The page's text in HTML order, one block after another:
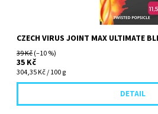
CZECH VIRUS JOINT MAX ULTIMATE
39 Kč(–10 %)
35 Kč
304,35 Kč / 100 g
DETAIL